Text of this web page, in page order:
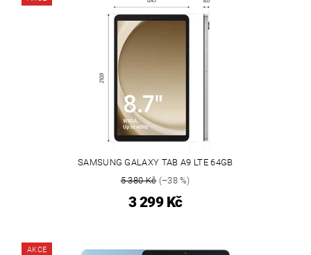
SAMSUNG GALAXY TAB A9 LTE 64GB
5 380 Kč(–38 %)
3 299 Kč
AKCE